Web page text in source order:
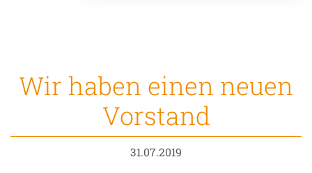
Wir haben einen neuen
Vorstand
31.07.2019